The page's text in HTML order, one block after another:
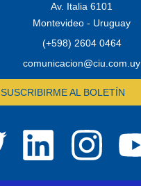
Av. Italia 6101
Montevideo - Uruguay
(+598) 2604 0464
comunicacion@ciu.com.uy
SUSCRIBIRME AL BOLETÍN